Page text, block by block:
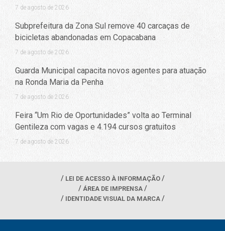
7 de agosto de 2026
Subprefeitura da Zona Sul remove 40 carcaças de
bicicletas abandonadas em Copacabana
7 de agosto de 2026
Guarda Municipal capacita novos agentes para atuação
na Ronda Maria da Penha
7 de agosto de 2026
Feira “Um Rio de Oportunidades” volta ao Terminal
Gentileza com vagas e 4.194 cursos gratuitos
7 de agosto de 2026
LEI DE ACESSO À INFORMAÇÃO
ÁREA DE IMPRENSA
IDENTIDADE VISUAL DA MARCA